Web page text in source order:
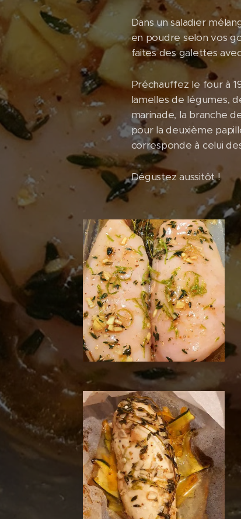
Dans un saladier
en poudre selon vos
faites des galettes
Préchauffez le four à
lamelles de légumes,
marinade, la branche
pour la deuxième
corresponde à celui
Dégustez aussitôt !